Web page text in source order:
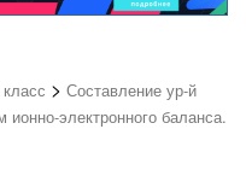
> Составление ур-й
электронного баланса.